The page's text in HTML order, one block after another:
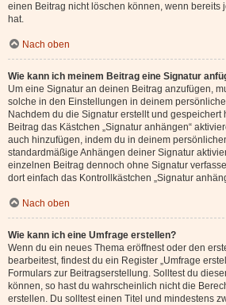
einen Beitrag nicht löschen können, wenn bereits
hat.
Nach oben
Wie kann ich meinem Beitrag eine Signatur
Um eine Signatur an deinen Beitrag anzufügen,
solche in den Einstellungen in deinem
Nachdem du die Signatur erstellt und gespeichert
Beitrag das Kästchen „Signatur anhängen“
auch hinzufügen, indem du in deinem
standardmäßige Anhängen deiner Signatur
einzelnen Beitrag dennoch ohne Signatur
dort einfach das Kontrollkästchen „Signatur
Nach oben
Wie kann ich eine Umfrage erstellen?
Wenn du ein neues Thema eröffnest oder den
bearbeitest, findest du ein Register „Umfrage
Formulars zur Beitragserstellung. Solltest du
können, so hast du wahrscheinlich nicht die
erstellen. Du solltest einen Titel und mindestens